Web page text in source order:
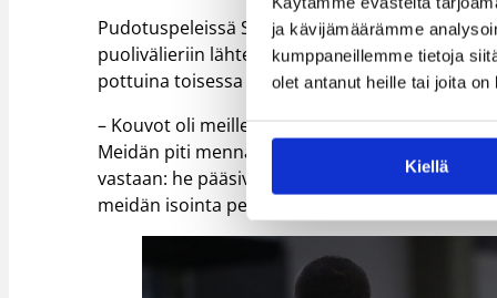
ja kävijämäärämme
kumppaneillemme tietoja
olet antanut heille tai joita
Kiellä
Pudotuspeleissä Seagulls kohtasi
puolivälieriin lähteneet helsinkiläiset veivät
pottuina toisessa ottelussa, jonka se vei
– Kouvot oli meille hankala vastustaja, koska
Meidän piti mennä itsekin pelata pienemmällä
vastaan: he pääsivät vaihtamalla hyökkäämään
meidän isointa pelaajaa vastaan.